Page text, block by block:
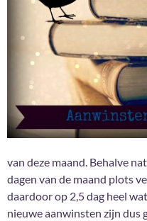
van deze maand. Behalve
dagen van de maand plots
daardoor op 2,5 dag heel
nieuwe aanwinsten zijn dus